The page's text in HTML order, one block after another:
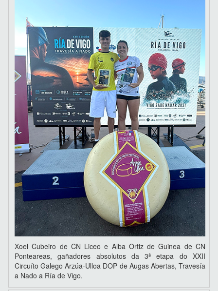
Xoel Cubeiro de CN Liceo e Alba Ortiz de Guinea de CN
Ponteareas, gañadores absolutos da 3ª etapa do XXII
Circuíto Galego Arzúa-Ulloa DOP de Augas Abertas, Travesía
a Nado a Ría de Vigo.